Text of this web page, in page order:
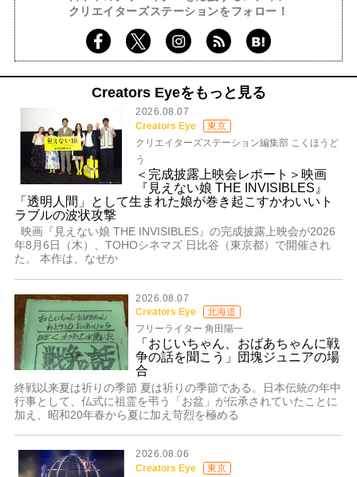
クリエイターズステーションをフォロー！
Creators Eyeをもっと見る
2026.08.07
Creators Eye
東京
クリエイターズステーション編集部 こくほうど
う
＜完成披露上映会レポート＞映画
『見えない娘 THE INVISIBLES』
「透明人間」として生まれた娘が巻き起こすかわいいト
ラブルの波状攻撃
映画『見えない娘 THE INVISIBLES』の完成披露上映会が2026
年8月6日（木）、TOHOシネマズ 日比谷（東京都）で開催され
た。 本作は、なぜか
2026.08.07
Creators Eye
北海道
フリーライター 角田陽一
「おじいちゃん、おばあちゃんに戦
争の話を聞こう」団塊ジュニアの場
合
終戦以来夏は祈りの季節 夏は祈りの季節である。日本伝統の年中
行事として、仏式に祖霊を弔う「お盆」が伝承されていたことに
加え、昭和20年春から夏に加え苛烈を極める
2026.08.06
Creators Eye
東京